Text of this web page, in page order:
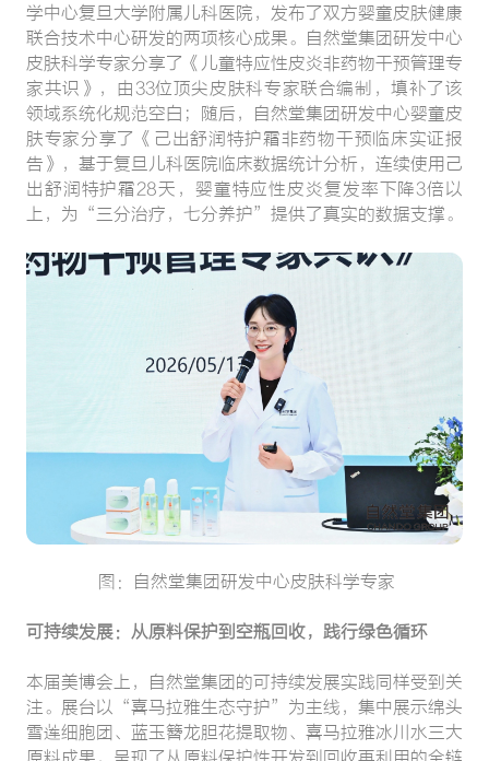
学中心复旦大学附属儿科医院，发布了双方婴童皮肤健康
联合技术中心研发的两项核心成果。自然堂集团研发中心
皮肤科学专家分享了《儿童特应性皮炎非药物干预管理专
家共识》，由33位顶尖皮肤科专家联合编制，填补了该
领域系统化规范空白；随后，自然堂集团研发中心婴童皮
肤专家分享了《己出舒润特护霜非药物干预临床实证报
告》，基于复旦儿科医院临床数据统计分析，连续使用己
出舒润特护霜28天，婴童特应性皮炎复发率下降3倍以
上，为“三分治疗，七分养护”提供了真实的数据支撑。
图：自然堂集团研发中心皮肤科学专家
可持续发展：从原料保护到空瓶回收，践行绿色循环
本届美博会上，自然堂集团的可持续发展实践同样受到关
注。展台以“喜马拉雅生态守护”为主线，集中展示绵头
雪莲细胞团、蓝玉簪龙胆花提取物、喜马拉雅冰川水三大